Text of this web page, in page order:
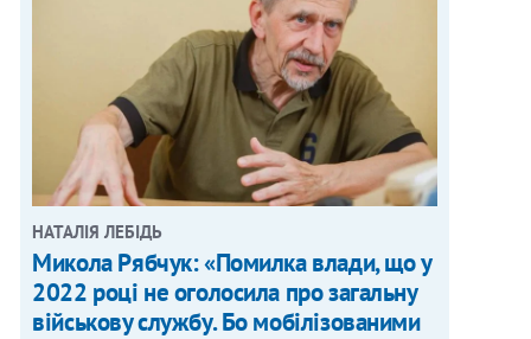
НАТАЛІЯ ЛЕБІДЬ
Микола Рябчук: «Помилка влади, що у
2022 році не оголосила про загальну
військову службу. Бо мобілізованими